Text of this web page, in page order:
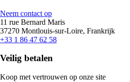
Neem contact op
11 rue Bernard Maris
37270 Montlouis-sur-Loire, Frankrijk
+33 1 86 47 62 58
Veilig betalen
Koop met vertrouwen op onze site